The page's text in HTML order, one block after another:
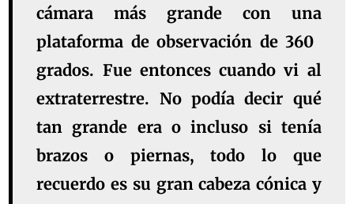
cámara más grande con una
plataforma de observación de 360 ​​
grados. Fue entonces cuando vi al
extraterrestre. No podía decir qué
tan grande era o incluso si tenía
brazos o piernas, todo lo que
recuerdo es su gran cabeza cónica y